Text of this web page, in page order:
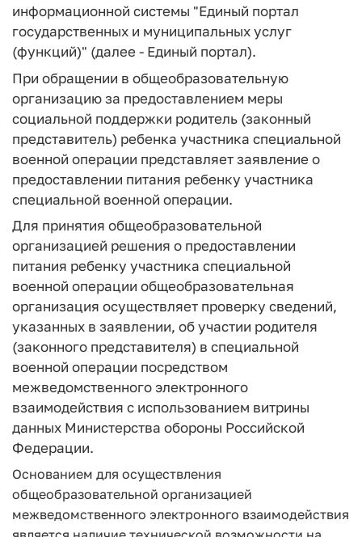
информационной системы "Единый портал
государственных и муниципальных услуг
(функций)" (далее - Единый портал).
При обращении в общеобразовательную
организацию за предоставлением меры
социальной поддержки родитель (законный
представитель) ребенка участника специальной
военной операции представляет заявление о
предоставлении питания ребенку участника
специальной военной операции.
Для принятия общеобразовательной
организацией решения о предоставлении
питания ребенку участника специальной
военной операции общеобразовательная
организация осуществляет проверку сведений,
указанных в заявлении, об участии родителя
(законного представителя) в специальной
военной операции посредством
межведомственного электронного
взаимодействия с использованием витрины
данных Министерства обороны Российской
Федерации.
Основанием для осуществления
общеобразовательной организацией
межведомственного электронного взаимодействия